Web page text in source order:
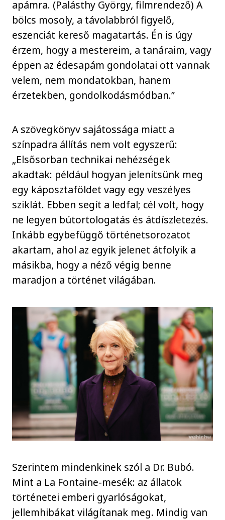
apámra. (Palásthy György, filmrendező) A
bölcs mosoly, a távolabbról figyelő,
eszenciát kereső magatartás. Én is úgy
érzem, hogy a mestereim, a tanáraim, vagy
éppen az édesapám gondolatai ott vannak
velem, nem mondatokban, hanem
érzetekben, gondolkodásmódban.”
A szövegkönyv sajátossága miatt a
színpadra állítás nem volt egyszerű:
„Elsősorban technikai nehézségek
akadtak: például hogyan jelenítsünk meg
egy káposztaföldet vagy egy veszélyes
sziklát. Ebben segít a ledfal; cél volt, hogy
ne legyen bútortologatás és átdíszletezés.
Inkább egybefüggő történetsorozatot
akartam, ahol az egyik jelenet átfolyik a
másikba, hogy a néző végig benne
maradjon a történet világában.
Szerintem mindenkinek szól a Dr. Bubó.
Mint a La Fontaine-mesék: az állatok
történetei emberi gyarlóságokat,
jellemhibákat világítanak meg. Mindig van